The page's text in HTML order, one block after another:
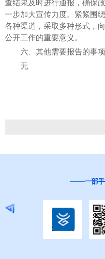
查结果及时进行通报，确保
一步加大宣传力度。紧紧围
各种渠道，采取多种形式，
公开工作的重要意义。
六、其他需要报告的事项
无